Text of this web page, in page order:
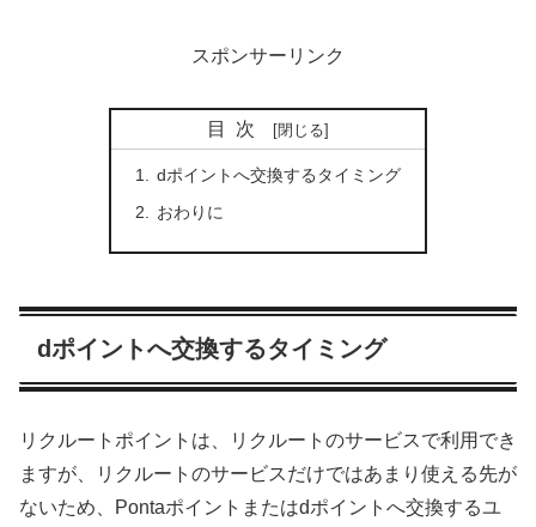
スポンサーリンク
目次
dポイントへ交換するタイミング
おわりに
dポイントへ交換するタイミング
リクルートポイントは、リクルートのサービスで利用でき
ますが、リクルートのサービスだけではあまり使える先が
ないため、Pontaポイントまたはdポイントへ交換するユ